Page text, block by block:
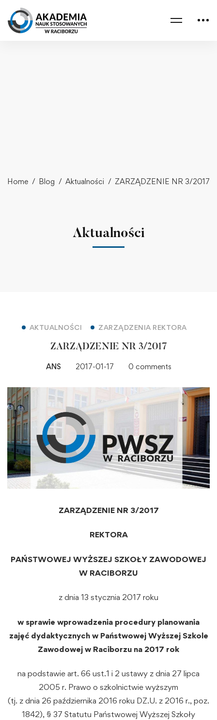
Home Blog Aktualności ZARZĄDZENIE NR 3/2017
Aktualności
AKTUALNOŚCI ZARZĄDZENIA REKTORA
ZARZĄDZENIE NR 3/2017
ANS 2017-01-17 0 comments
ZARZĄDZENIE NR 3/2017
REKTORA
PAŃSTWOWEJ WYŻSZEJ SZKOŁY ZAWODOWEJ
W RACIBORZU
z dnia 13 stycznia 2017 roku
w sprawie wprowadzenia procedury planowania
zajęć dydaktycznych w Państwowej Wyższej Szkole
Zawodowej w Raciborzu na 2017 rok
na podstawie art. 66 ust.1 i 2 ustawy z dnia 27 lipca
2005 r. Prawo o szkolnictwie wyższym
(tj. z dnia 26 października 2016 roku DZ.U. z 2016 r., poz.
1842), § 37 Statutu Państwowej Wyższej Szkoły